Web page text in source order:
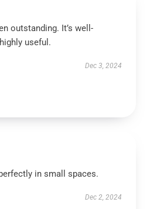
outstanding. It’s well-
useful.
Dec 3, 2024
in small spaces.
Dec 2, 2024